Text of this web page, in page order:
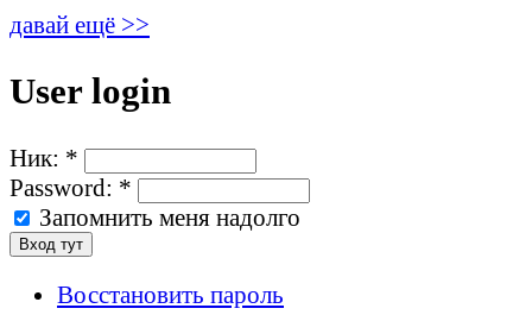
давай ещё >>
User login
Ник: *
Password: *
Запомнить меня надолго
Восстановить пароль